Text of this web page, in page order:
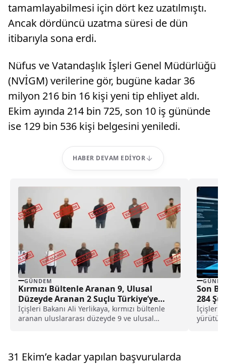
tamamlayabilmesi için dört kez uzatılmıştı.
Ancak dördüncü uzatma süresi de dün
itibarıyla sona erdi.
Nüfus ve Vatandaşlık İşleri Genel Müdürlüğü
(NVİGM) verilerine gör, bugüne kadar 36
milyon 216 bin 16 kişi yeni tip ehliyet aldı.
Ekim ayında 214 bin 725, son 10 iş gününde
ise 129 bin 536 kişi belgesini yeniledi.
HABER DEVAM EDIYOR
GÜNDEM
Kırmızı Bültenle Aranan 9, Ulusal
Düzeyde Aranan 2 Suçlu Türkiye’ye
Getirildi
İçişleri Bakanı Ali Yerlikaya, kırmızı bültenle
aranan uluslararası düzeyde 9 ve ulusal
Son
284
İçişleri
31 Ekim’e kadar yapılan başvurularda